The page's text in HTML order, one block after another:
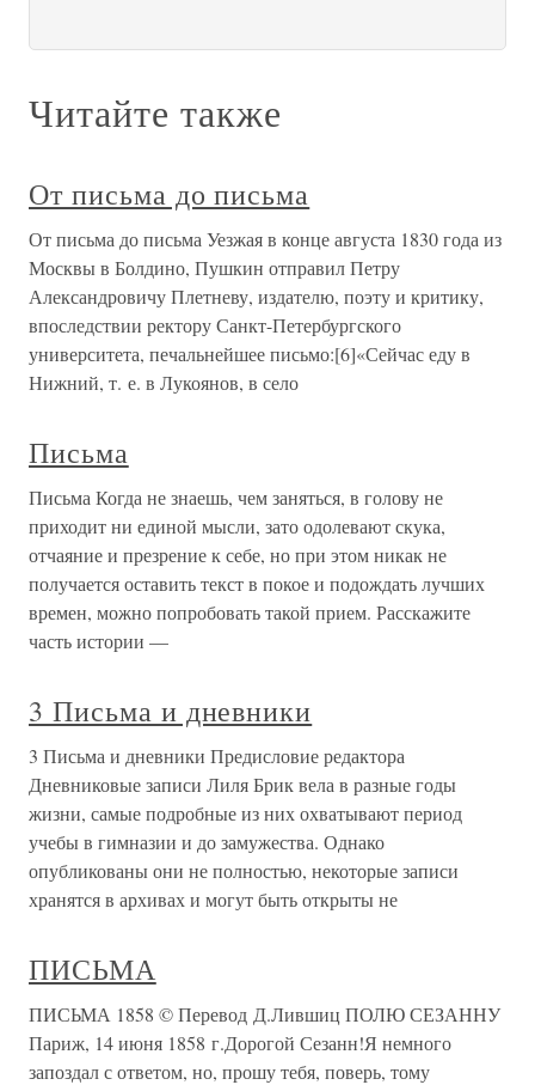
Читайте также
От письма до письма
От письма до письма Уезжая в конце августа 1830 года из
Москвы в Болдино, Пушкин отправил Петру
Александровичу Плетневу, издателю, поэту и критику,
впоследствии ректору Санкт-Петербургского
университета, печальнейшее письмо:[6]«Сейчас еду в
Нижний, т. е. в Лукоянов, в село
Письма
Письма Когда не знаешь, чем заняться, в голову не
приходит ни единой мысли, зато одолевают скука,
отчаяние и презрение к себе, но при этом никак не
получается оставить текст в покое и подождать лучших
времен, можно попробовать такой прием. Расскажите
часть истории —
3 Письма и дневники
3 Письма и дневники Предисловие редактора
Дневниковые записи Лиля Брик вела в разные годы
жизни, самые подробные из них охватывают период
учебы в гимназии и до замужества. Однако
опубликованы они не полностью, некоторые записи
хранятся в архивах и могут быть открыты не
ПИСЬМА
ПИСЬМА 1858 © Перевод Д.Лившиц ПОЛЮ СЕЗАННУ
Париж, 14 июня 1858 г.Дорогой Сезанн!Я немного
запоздал с ответом, но, прошу тебя, поверь, тому